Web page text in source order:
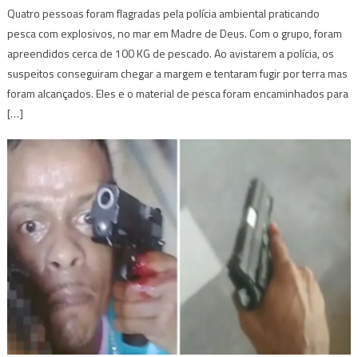
Quatro pessoas foram flagradas pela polícia ambiental praticando
pesca com explosivos, no mar em Madre de Deus. Com o grupo, foram
apreendidos cerca de 100 KG de pescado. Ao avistarem a polícia, os
suspeitos conseguiram chegar a margem e tentaram fugir por terra mas
foram alcançados. Eles e o material de pesca foram encaminhados para
[…]